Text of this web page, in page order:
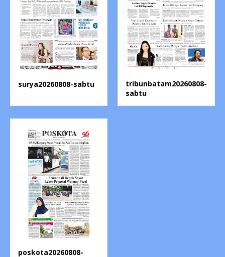
surya20260808-sabtu
tribunbatam20260808-
sabtu
poskota20260808-